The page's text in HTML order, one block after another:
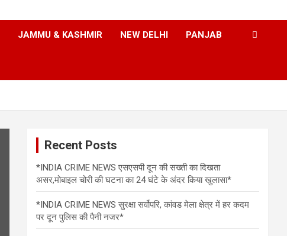
JAMMU & KASHMIR NEW DELHI PANJAB
Recent Posts
*INDIA CRIME NEWS एसएसपी दून की सख्ती का दिखता
असर,मोबाइल चोरी की घटना का 24 घंटे के अंदर किया खुलासा*
*INDIA CRIME NEWS सुरक्षा सर्वोपरि, कांवड मेला क्षेत्र में हर कदम
पर दून पुलिस की पैनी नजर*